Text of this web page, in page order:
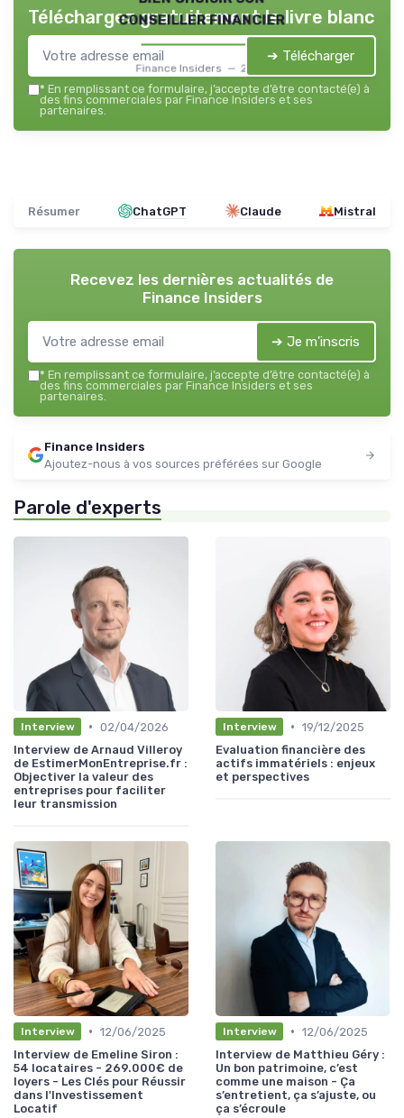
conseiller financier
Finance Insiders — 2026
Téléchargez gratuitement le livre blanc
➔ Télécharger
* En remplissant ce formulaire, j’accepte d’être contacté(e) à
des fins commerciales par Finance Insiders et ses
partenaires.
Résumer ChatGPT Claude Mistral
Recevez les dernières actualités de
Finance Insiders
➔ Je m'inscris
* En remplissant ce formulaire, j’accepte d’être contacté(e) à
des fins commerciales par Finance Insiders et ses
partenaires.
Finance Insiders
Ajoutez-nous à vos sources préférées sur Google
Parole d'experts
Interview • 02/04/2026
Interview de Arnaud Villeroy
de EstimerMonEntreprise.fr :
Objectiver la valeur des
entreprises pour faciliter
leur transmission
Interview • 19/12/2025
Evaluation financière des
actifs immatériels : enjeux
et perspectives
Interview • 12/06/2025
Interview de Emeline Siron :
54 locataires - 269.000€ de
loyers - Les Clés pour Réussir
dans l'Investissement
Locatif
Interview • 12/06/2025
Interview de Matthieu Géry :
Un bon patrimoine, c’est
comme une maison - Ça
s’entretient, ça s’ajuste, ou
ça s’écroule